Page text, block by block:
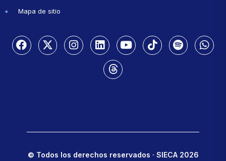
Mapa de sitio
© Todos los derechos reservados · SIECA 2026